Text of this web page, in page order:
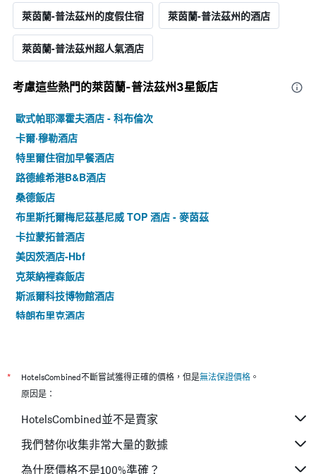
萊茵蘭-普法茲州的度假住宿 萊茵蘭-普法茲州的酒店
萊茵蘭-普法茲州超人氣酒店
考慮這些熱門的萊茵蘭-普法茲州3星​飯店
歐式帕耶澤霍夫酒店 - 科布倫次
卡爾·穆勒酒店
特里爾住宿加早餐酒店
路德維希港B&B酒店
桑德飯店
布里斯托爾梅尼茲基尼威 TOP 酒店 - 麥茵茲
卡拉蒙拓普酒店
美因茨酒店-Hbf
克萊納裡森飯店
斯派爾科技博物館酒店
特朗布里克酒店
Parkhotel Cochem
厄貝托酒店 - 波帕得
考克斯伯格冰山酒店
澤爾廳格霍夫飯店
* HotelsCombined不斷嘗試獲得正確的價格，但是無法保證價格 。
原因是：
HotelsCombined並不是賣家
我們替你收集非常大量的數據
為什麼價格不是100%準確？